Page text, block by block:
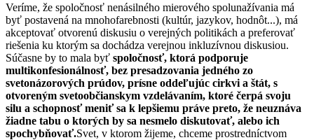
Veríme, že spoločnosť nenásilného mierového spolunažívania má
byť postavená na mnohofarebnosti (kultúr, jazykov, hodnôt...), má
akceptovať otvorenú diskusiu o verejných politikách a preferovať
riešenia ku ktorým sa dochádza verejnou inkluzívnou diskusiou.
Súčasne by to mala byť spoločnosť, ktorá podporuje
multikonfesionálnosť, bez presadzovania jedného zo
svetonázorových prúdov, prísne oddeľujúc cirkvi a štát, s
otvoreným svetoobčianskym vzdelávaním, ktoré čerpá svoju
silu a schopnosť meniť sa k lepšiemu práve preto, že neuznáva
žiadne tabu o ktorých by sa nesmelo diskutovať, alebo ich
spochybňovať.Svet, v ktorom žijeme, chceme prostredníctvom